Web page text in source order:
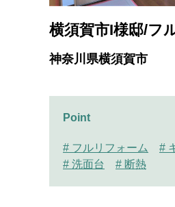
横須賀市I様邸/フ
神奈川県横須賀市
Point
# フルリフォーム #
# 洗面台
# 断熱